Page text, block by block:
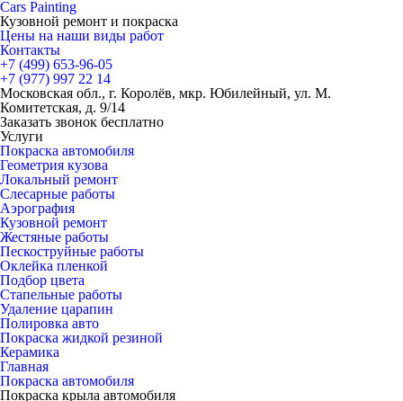
Cars Painting
Кузовной ремонт и покраска
Цены на наши виды работ
Контакты
+7 (499) 653-96-05
+7 (977) 997 22 14
Московская обл., г. Королёв, мкр. Юбилейный, ул. М.
Комитетская, д. 9/14
Заказать звонок бесплатно
Услуги
Покраска автомобиля
Геометрия кузова
Локальный ремонт
Слесарные работы
Аэрография
Кузовной ремонт
Жестяные работы
Пескоструйные работы
Оклейка пленкой
Подбор цвета
Стапельные работы
Удаление царапин
Полировка авто
Покраска жидкой резиной
Керамика
Главная
Покраска автомобиля
Покраска крыла автомобиля